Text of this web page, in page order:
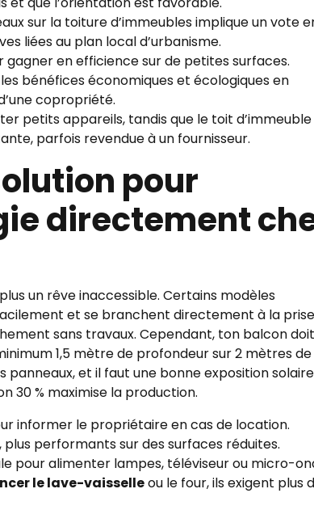
sur la toiture d’immeubles implique un vote
liées au plan local d’urbanisme.
gagner en efficience sur de petites surfaces.
bénéfices économiques et écologiques en
copropriété.
petits appareils, tandis que le toit d’immeuble
parfois revendue à un fournisseur.
pour
directement
un rêve inaccessible. Certains modèles
et se branchent directement à la prise
sans travaux. Cependant, ton balcon doit
1,5 mètre de profondeur sur 2 mètres de
et il faut une bonne exposition
30 % maximise la production.
informer le propriétaire en cas de location.
, plus performants sur des surfaces réduites.
pour alimenter lampes, téléviseur ou micro-
le lave-vaisselleou le four, ils exigent plus